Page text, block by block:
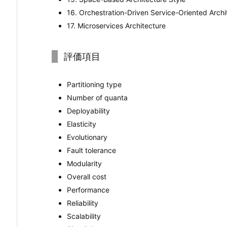
16. Orchestration-Driven Service-Oriented
17. Microservices Architecture
評価項目
Partitioning type
Number of quanta
Deployability
Elasticity
Evolutionary
Fault tolerance
Modularity
Overall cost
Performance
Reliability
Scalability